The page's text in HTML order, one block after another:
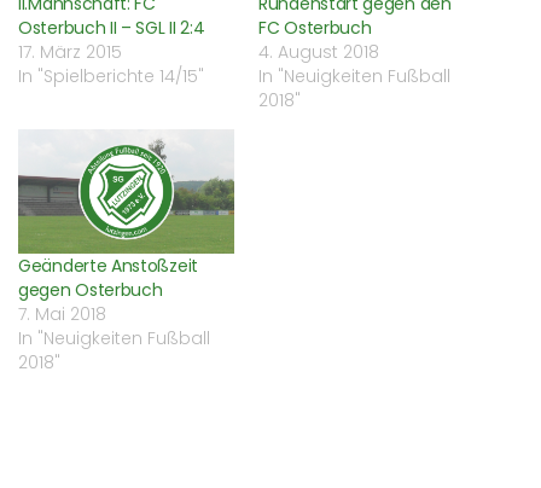
Osterbuch II – SGL II 2:4
17. März 2015
In "Spielberichte 14/15"
FC Osterbuch
4. August 2018
In "Neuigkeiten Fußball
2018"
Geänderte Anstoßzeit
gegen Osterbuch
7. Mai 2018
In "Neuigkeiten Fußball
2018"